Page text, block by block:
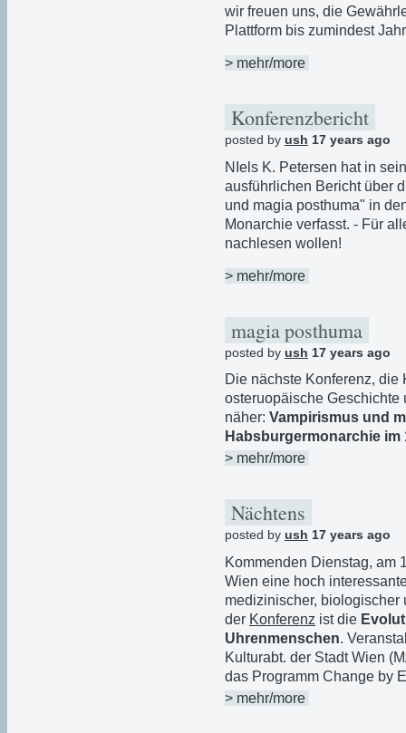
wir freuen uns, die
Plattform bis zumindest
> mehr/more
Konferenzbericht
posted by ush 17 years ago
NIels K. Petersen hat in
ausführlichen Bericht über
und magia posthuma" in
Monarchie verfasst. - Für
nachlesen wollen!
> mehr/more
magia posthuma
posted by ush 17 years ago
Die nächste Konferenz, die
osteruopäische Geschichte
näher: Vampirismus und
Habsburgermonarchie
> mehr/more
Nächtens
posted by ush 17 years ago
Kommenden Dienstag, am
Wien eine hoch
medizinischer,
der Konferenz ist die
Uhrenmenschen.
Kulturabt. der Stadt Wien
das Programm Change by
> mehr/more